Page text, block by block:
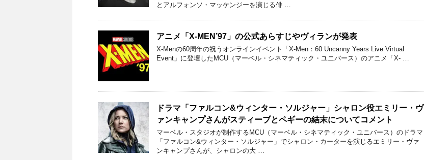
とアルフォンソ・マッケンジーを演じる俳 …
アニメ「X-MEN’97」の公式あらすじやヴィランが発表
X-Menの60周年の祝うオンラインイベント「X-Men：60 Uncanny Years Live Virtual
Event」に登壇したMCU（マーベル・シネマティック・ユニバース）のアニメ「X- …
ドラマ「ファルコン&ウィンター・ソルジャー」シャロン役エミリー・ヴ
ァンキャンプさんがスティーブとペギーの結末についてコメント
マーベル・スタジオが制作するMCU（マーベル・シネマティック・ユニバース）のドラマ
「ファルコン&ウィンター・ソルジャー」でシャロン・カーターを演じるエミリー・ヴァ
ンキャンプさんが、シャロンの大 …